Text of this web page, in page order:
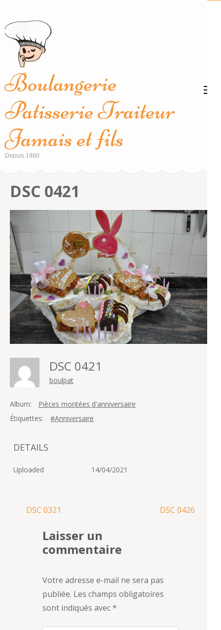
contenu
(Pressez
Entrée)
Boulangerie
Patisserie Traiteur
Jamais et fils
Depuis 1980
DSC 0421
DSC 0421
boulpat
Album:
Pièces montées d'anniversaire
Étiquettes:
#Anniversaire
DETAILS
Uploaded 14/04/2021
Navigation
l’article
DSC 0321 DSC 0426
Laisser un
commentaire
Votre adresse e-mail ne sera pas
publiée. Les champs obligatoires
sont indiqués avec*